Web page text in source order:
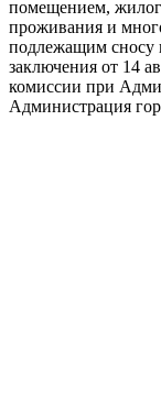
помещением,
проживания и
подлежащим сносу
заключения от 14
комиссии при
Администрация